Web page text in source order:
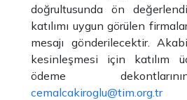
doğrultusunda ön
katılımı uygun görülen
mesajı gönderilecektir.
kesinleşmesi için katılım
ödeme
cemalcakiroglu@tim.org.tr